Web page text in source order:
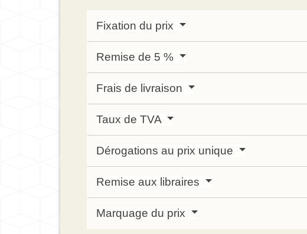
Fixation du prix
Remise de 5 %
Frais de livraison
Taux de TVA
Dérogations au prix unique
Remise aux libraires
Marquage du prix